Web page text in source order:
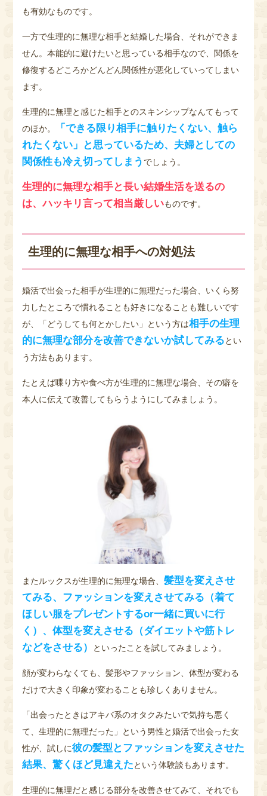
も有効なものです。
一方で生理的に無理な相手と結婚した場合、それができま
せん。本能的に避けたいと思っている相手なので、関係を
修復するどころかどんどん関係性が悪化していってしまい
ます。
生理的に無理と感じた相手とのスキンシップなんてもって
のほか。
「できる限り相手に触りたくない、触ら
れたくない」と思っているため、夫婦としての
関係性も冷え切ってしまう でしょう。
生理的に無理な相手と長い結婚生活を送るの
は、ハッキリ言って相当厳しいものです。
生理的に無理な相手への対処法
婚活で出会った相手が生理的に無理だった場合、いくら努
力したところで慣れることも好きになることも難しいです
が、「どうしても何とかしたい」という方は相手の生理
的に無理な部分を改善できないか試してみるとい
う方法もあります。
たとえば喋り方や食べ方が生理的に無理な場合、その癖を
本人に伝えて改善してもらうようにしてみましょう。
またルックスが生理的に無理な場合、髪型を変えさせ
てみる、ファッションを変えさせてみる（着て
ほしい服をプレゼントするor一緒に買いに行
く）、体型を変えさせる（ダイエットや筋トレ
などをさせる）
といったことを試してみましょう。
顔が変わらなくても、髪形やファッション、体型が変わる
だけで大きく印象が変わることも珍しくありません。
「出会ったときはアキバ系のオタクみたいで気持ち悪く
て、生理的に無理だった」という男性と婚活で出会った女
性が、試しに彼の髪型とファッションを変えさせた
結果、驚くほど見違えたという体験談もあります。
生理的に無理だと感じる部分を改善させてみて、それでも